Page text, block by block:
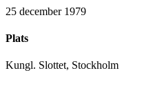
25 december 1979
Plats
Kungl. Slottet, Stockholm